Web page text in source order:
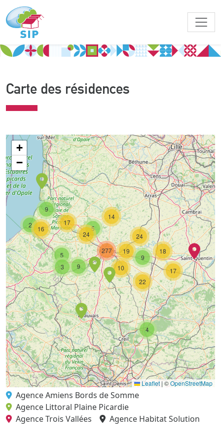
Carte des résidences
4
2
9
16
5
24
17
9
3
5
14
277
10
22
17
18
9
19
24
+
−
Leaflet |©OpenStreetMap
Agence Amiens Bords de Somme
Agence Littoral Plaine Picardie
Agence Trois Vallées
Agence Habitat Solution